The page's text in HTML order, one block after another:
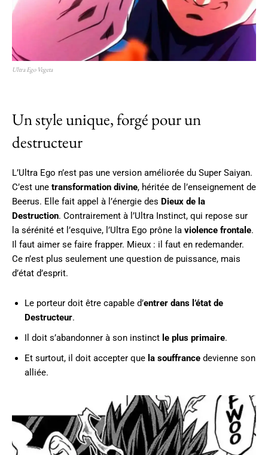
Ultra Ego Vegeta
Un style unique, forgé pour un
destructeur
L’Ultra Ego n’est pas une version améliorée du Super Saiyan.
C’est une transformation divine, héritée de l’enseignement de
Beerus. Elle fait appel à l’énergie des Dieux de la
Destruction. Contrairement à l’Ultra Instinct, qui repose sur
la sérénité et l’esquive, l’Ultra Ego prône la violence frontale.
Il faut aimer se faire frapper. Mieux : il faut en redemander.
Ce n’est plus seulement une question de puissance, mais
d’état d’esprit.
Le porteur doit être capable d’entrer dans l’état de
Destructeur.
Il doit s’abandonner à son instinct le plus primaire.
Et surtout, il doit accepter que la souffrance devienne son
alliée.